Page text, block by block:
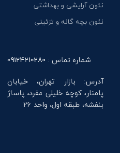
نئون آرایشی و بهداشتی
نئون بچه گانه و تزئینی
شماره تماس : 09124210280
آدرس: بازار تهران، خیابان
پامنار، کوچه خلیلی مفرد، پاساژ
بنفشه، طبقه اول، واحد 26